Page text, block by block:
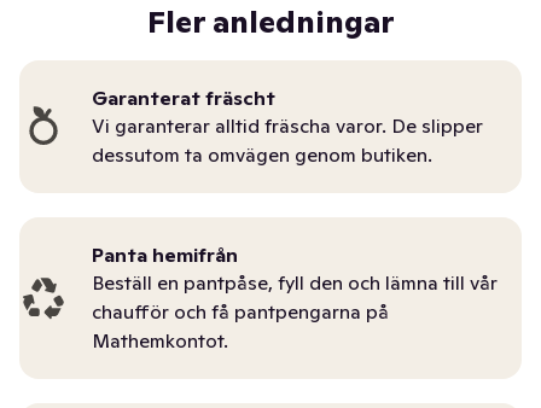
Fler anledningar
Garanterat fräscht
Vi garanterar alltid fräscha varor. De slipper
dessutom ta omvägen genom butiken.
Panta hemifrån
Beställ en pantpåse, fyll den och lämna till vår
chaufför och få pantpengarna på
Mathemkontot.